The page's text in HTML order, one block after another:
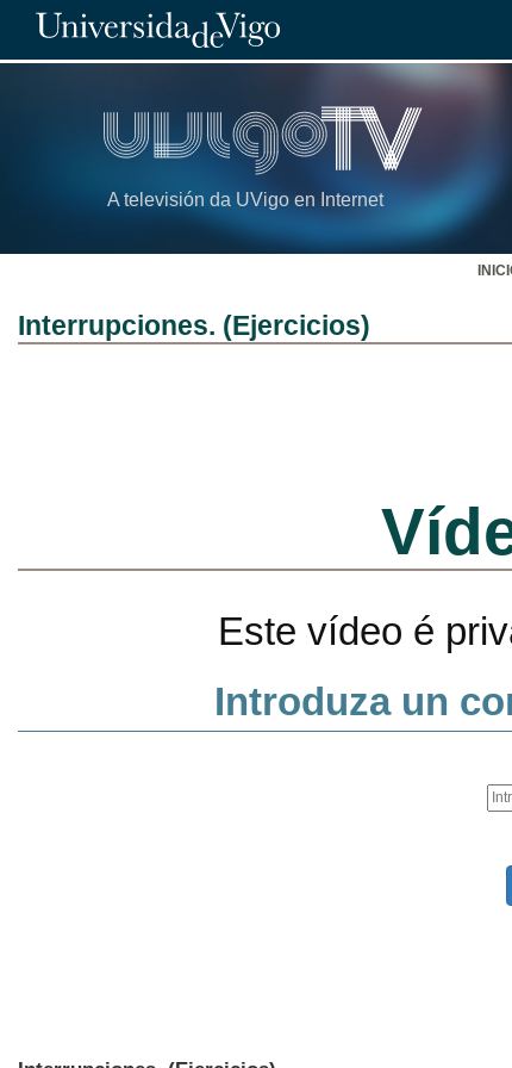
A televisión da UVigo en Internet
Interrupciones. (Ejercicios)